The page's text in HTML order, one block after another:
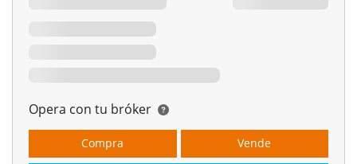
Opera con tu bróker
Compra Vende